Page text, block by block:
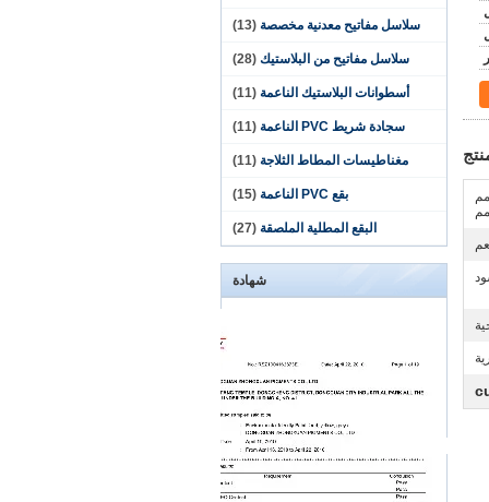
سلاسل مفاتيح معدنية مخصصة (13)
سلاسل مفاتيح من البلاستيك (28)
أسطوانات البلاستيك الناعمة (11)
سجادة شريط PVC الناعمة (11)
مغناطيسات المطاط الثلاجة (11)
بقع PVC الناعمة (15)
البقع المطلية الملصقة (27)
شهادة
مم (تتكشف) العرض: 20 مم